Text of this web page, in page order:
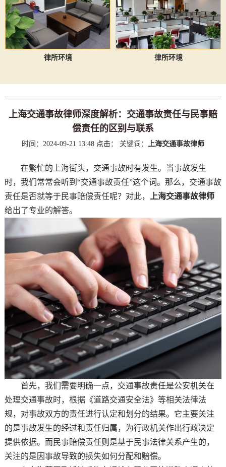
律所环境 律所环境
上海交通事故律师深度解析：交通事故责任与民事赔
偿责任的区别与联系
时间：2024-09-21 13:48 点击： 关键词： 上海交通事故律师
在繁忙的上海街头，交通事故时有发生。当事故发生
时，我们常常会听到“交通事故责任”这个词。那么，交通事故
责任是否就等于民事赔偿责任呢？对此，
上海交通事故律师
给出了专业的解答。
首先，我们需要明确一点，交通事故责任是公安机关在
处理交通事故时，根据《道路交通安全法》等相关法律法
规，对事故双方的责任进行认定和划分的结果。它主要关注
的是事故发生的经过和责任归属，为行政机关作出行政决定
提供依据。而民事赔偿责任则是基于民事法律关系产生的，
关注的是因事故导致的损失如何分配和赔偿。